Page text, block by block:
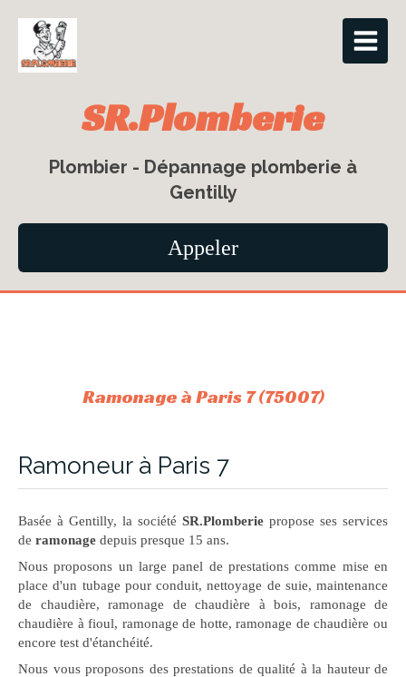
SR.Plomberie
Plombier - Dépannage plomberie à
Gentilly
Appeler
Ramonage à Paris 7 (75007)
Ramoneur à Paris 7
Basée à Gentilly, la société SR.Plomberie propose ses services
de ramonage depuis presque 15 ans.
Nous proposons un large panel de prestations comme mise en
place d'un tubage pour conduit, nettoyage de suie, maintenance
de chaudière, ramonage de chaudière à bois, ramonage de
chaudière à fioul, ramonage de hotte, ramonage de chaudière ou
encore test d'étanchéité.
Nous vous proposons des prestations de qualité à la hauteur de